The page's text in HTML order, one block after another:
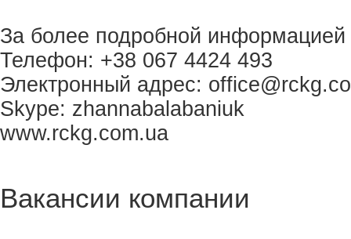
За более подробной
Телефон: +38 067 4424 493
Электронный адрес:
Skype: zhannabalabaniuk
www.rckg.com.ua
Вакансии компании